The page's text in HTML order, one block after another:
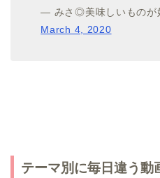
— みさ◎美味しいものが
March 4, 2020
テーマ別に毎日違う動